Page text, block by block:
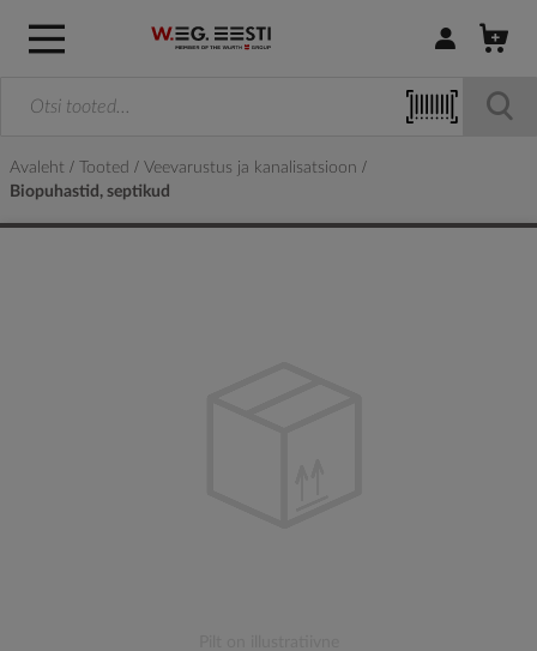
Logi sisse /
Avaleht Tooted
Veevarustus ja kanalisatsioon
Biopuhastid, septikud